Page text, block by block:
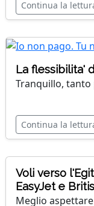
Continua la
La flessibilita'
Tranquillo,
Continua la
Voli verso
EasyJet e
Meglio